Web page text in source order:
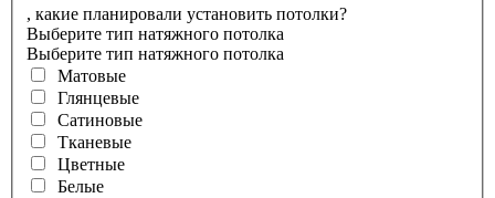
, какие планировали установить потолки?
Выберите тип натяжного потолка
Выберите тип натяжного потолка
Матовые
Глянцевые
Сатиновые
Тканевые
Цветные
Белые